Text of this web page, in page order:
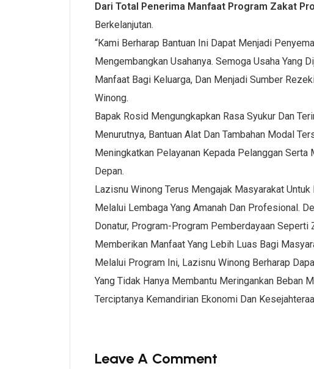
Dari Total Penerima Manfaat Program Zakat
Berkelanjutan.
“Kami Berharap Bantuan Ini Dapat Menjadi
Mengembangkan Usahanya. Semoga Usaha Yang
Manfaat Bagi Keluarga, Dan Menjadi Sumber
Winong.
Bapak Rosid Mengungkapkan Rasa Syukur Dan
Menurutnya, Bantuan Alat Dan Tambahan Modal
Meningkatkan Pelayanan Kepada Pelanggan Serta
Depan.
Lazisnu Winong Terus Mengajak Masyarakat
Melalui Lembaga Yang Amanah Dan Profesional.
Donatur, Program-Program Pemberdayaan
Memberikan Manfaat Yang Lebih Luas Bagi
Melalui Program Ini, Lazisnu Winong Berharap
Yang Tidak Hanya Membantu Meringankan Beban
Terciptanya Kemandirian Ekonomi Dan
Leave A Comment